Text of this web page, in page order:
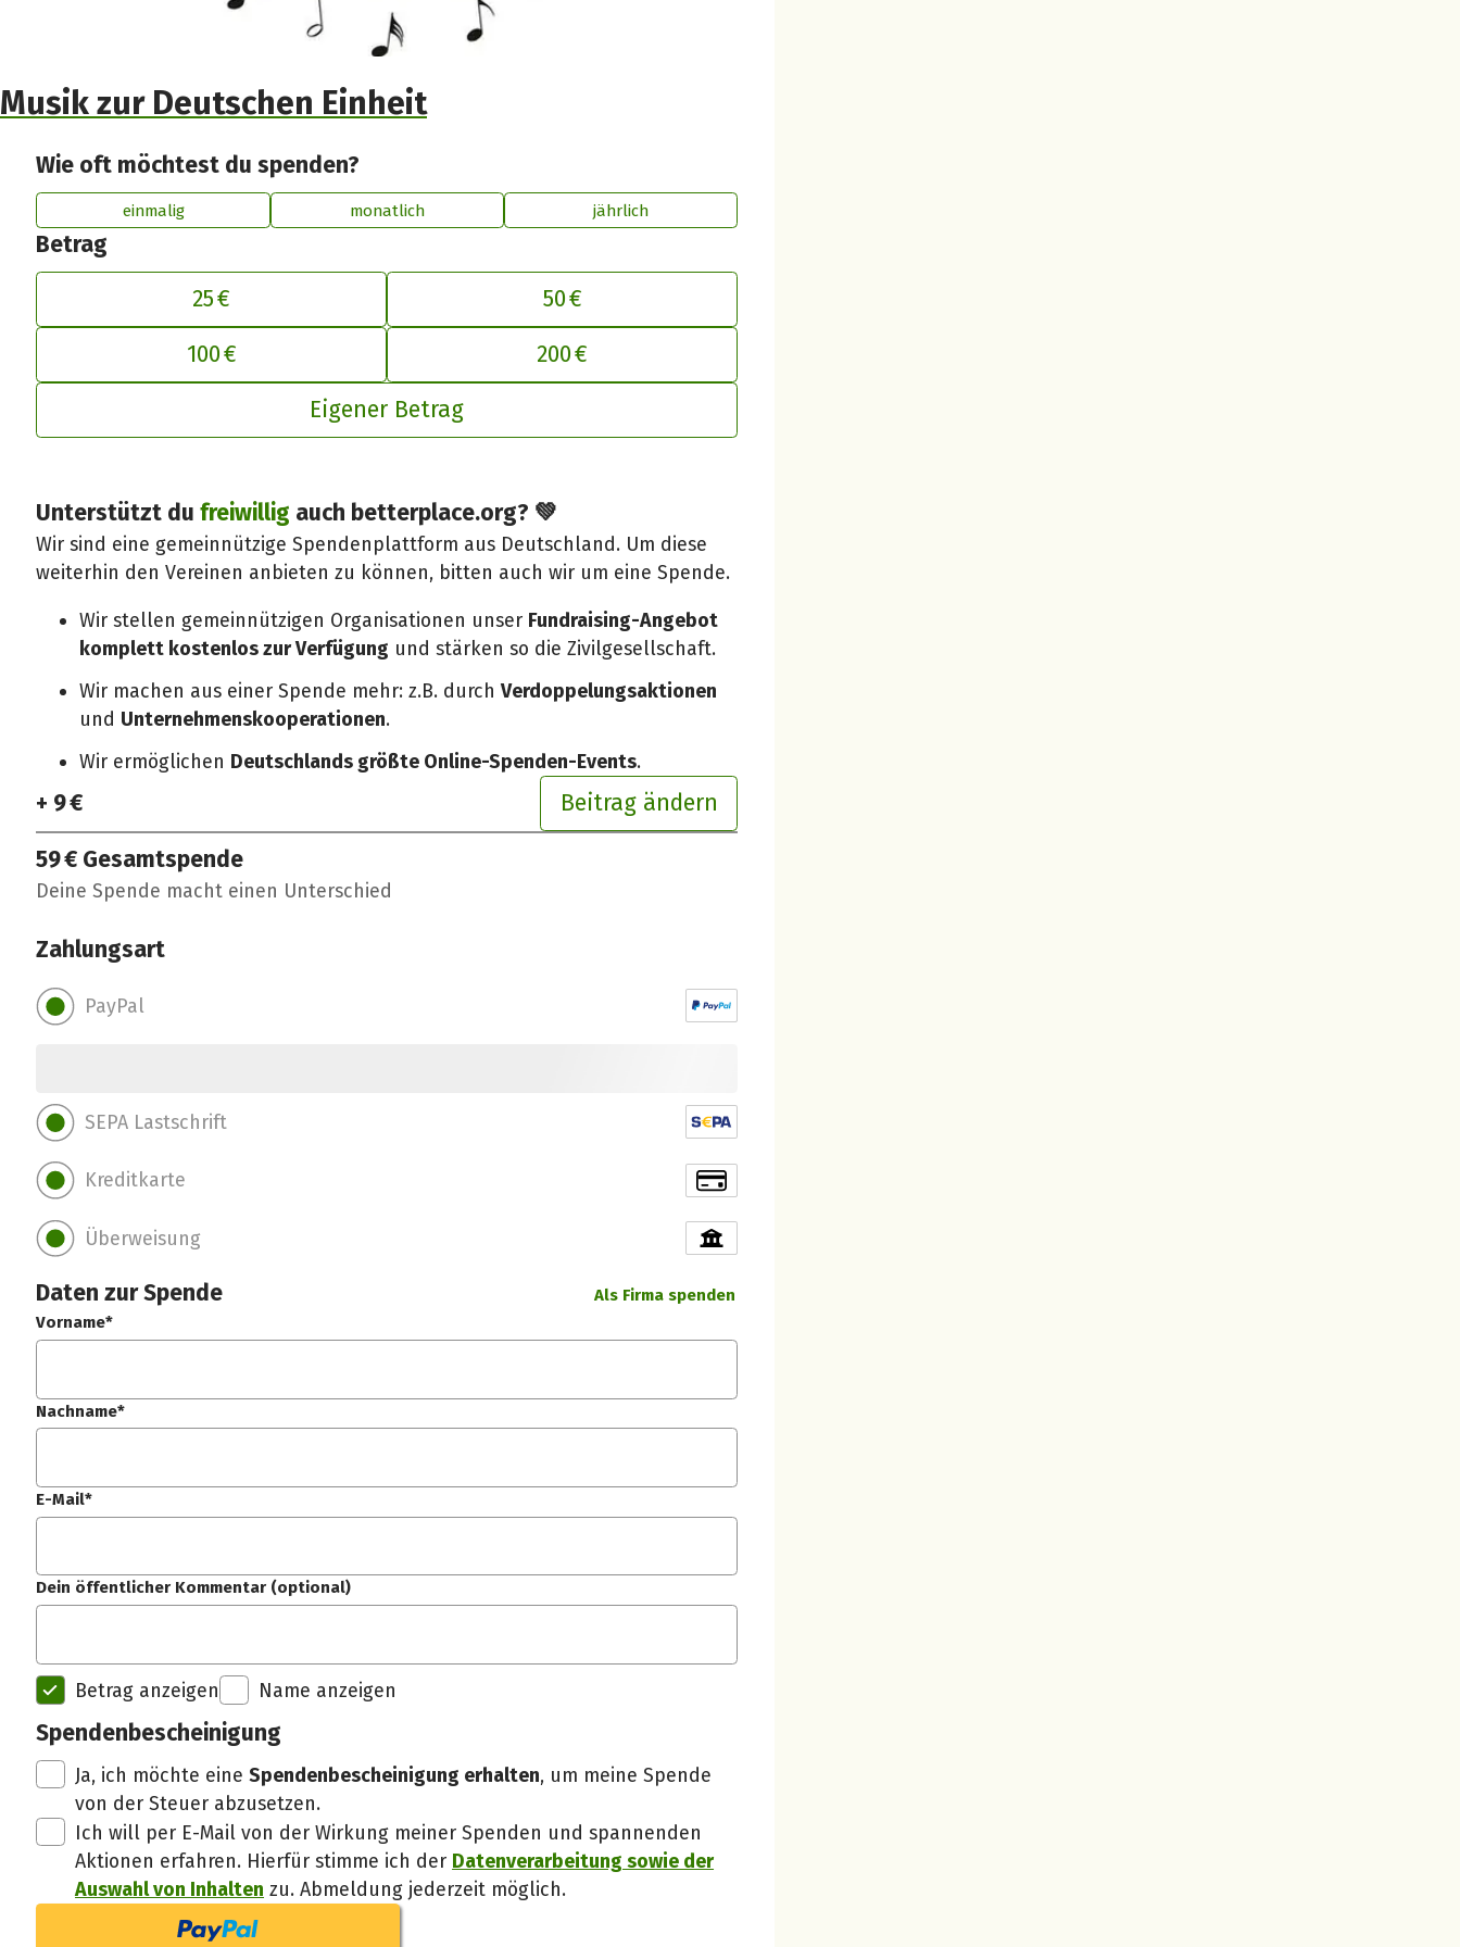
Musik zur Deutschen Einheit
Wie oft möchtest du spenden?
einmalig monatlich jährlich
Betrag
25 €
50 €
100 €
200 €
Eigener Betrag
Unterstützt dufreiwillig auch betterplace.org? 💚
Wir sind eine gemeinnützige Spendenplattform aus Deutschland. Um diese
weiterhin den Vereinen anbieten zu können, bitten auch wir um eine Spende.
Wir stellen gemeinnützigen Organisationen unser Fundraising-Angebot
komplett kostenlos zur Verfügung und stärken so die Zivilgesellschaft.
Wir machen aus einer Spende mehr: z.B. durchVerdoppelungsaktionen
und Unternehmenskooperationen.
Wir ermöglichen Deutschlands größte Online-Spenden-Events.
+ 9 € Beitrag ändern
Deinen Beitrag an betterplace anpassen
59 € Gesamtspende
Deine Spende macht einen Unterschied
Zahlungsart
PayPal
SEPA Lastschrift
Kreditkarte
Überweisung
Daten zur Spende
Als Firma spenden
Vorname*
Nachname*
E-Mail*
Dein öffentlicher Kommentar (optional)
Betrag anzeigen Name anzeigen
Spendenbescheinigung
Ja, ich möchte eineSpendenbescheinigung erhalten, um meine Spende
von der Steuer abzusetzen.
Ich will per E-Mail von der Wirkung meiner Spenden und spannenden
Aktionen erfahren. Hierfür stimme ich der Datenverarbeitung sowie der
Auswahl von Inhalten zu. Abmeldung jederzeit möglich.
Spendenempfänger betterplace